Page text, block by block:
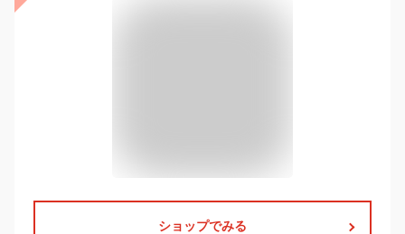
ショップでみる